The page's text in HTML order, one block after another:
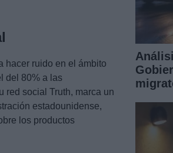
hacer ruido en el ámbito
del 80% a las
red social Truth, marca un
estadounidense,
los productos